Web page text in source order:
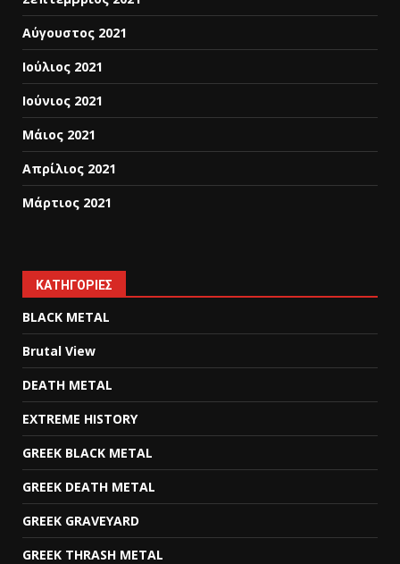
Αύγουστος 2021
Ιούλιος 2021
Ιούνιος 2021
Μάιος 2021
Απρίλιος 2021
Μάρτιος 2021
KΑΤΗΓΟΡΊΕΣ
BLACK METAL
Brutal View
DEATH METAL
EXTREME HISTORY
GREEK BLACK METAL
GREEK DEATH METAL
GREEK GRAVEYARD
GREEK THRASH METAL